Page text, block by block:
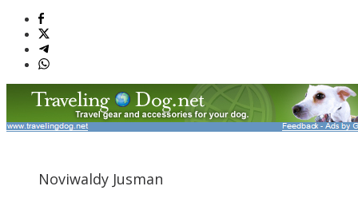
Noviwaldy Jusman